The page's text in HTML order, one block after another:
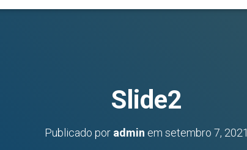
Slide2
Publicado por admin em setembro 7, 2021